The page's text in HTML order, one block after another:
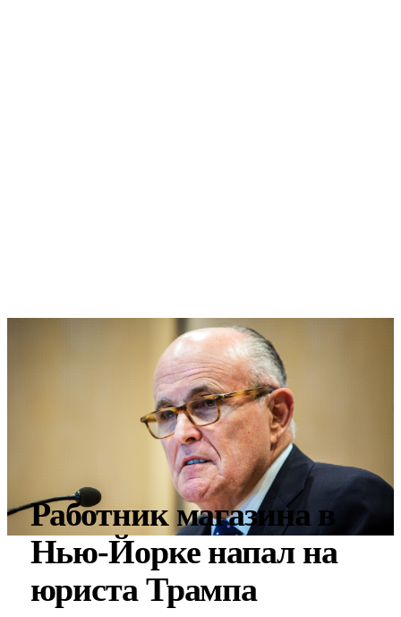
Работник магазина в
Нью-Йорке напал на
юриста Трампа